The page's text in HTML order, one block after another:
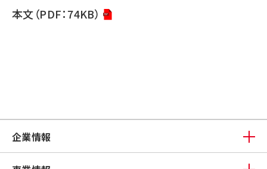
本文（PDF：74KB）
企業情報